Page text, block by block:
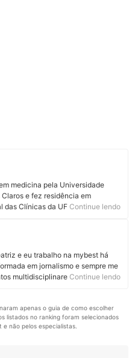
medicina pela Universidade
e fez residência em
das Clínicas da UFMG. Tem como
de rotina e levando
para as famílias. Além de
e online, organiza
e produz conteúdo para a
de traduzir dados científicos de
acessível para todos. Conheça
com amor.
Continue lendo
e eu trabalho na mybest há
em jornalismo e sempre me
multidisciplinares, por isso logo
me motiva. Sei que com
e bem interessantes podemos
que ele faça compras assertivas.
Continue lendo
apenas o guia de como escolher
listados no ranking foram selecionados
não pelos especialistas.